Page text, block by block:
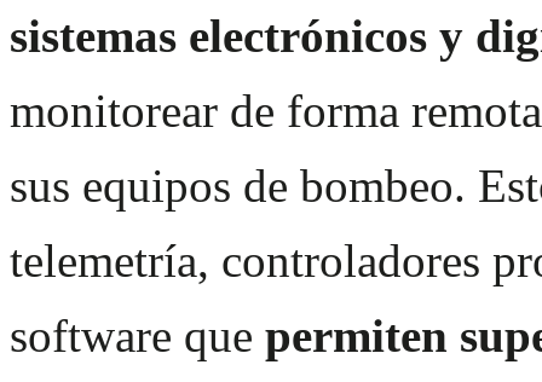
sistemas electrónicos y
monitorear de forma
sus equipos de bombeo.
telemetría, controladores
software que permiten